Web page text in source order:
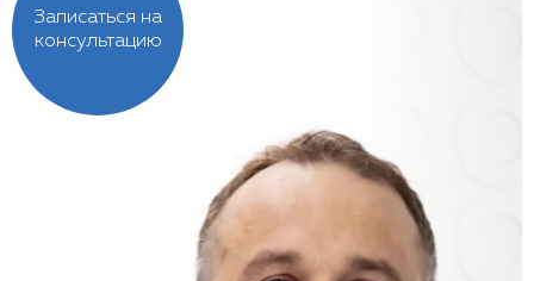
Записаться на
консультацию